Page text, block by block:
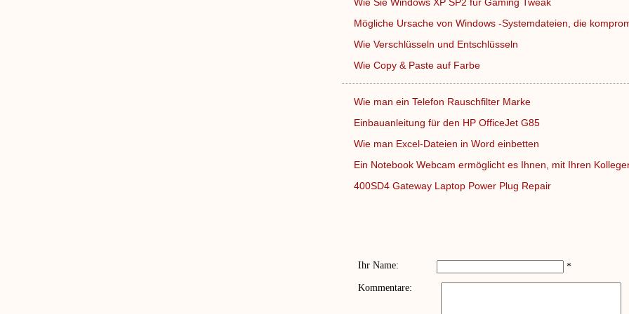
Mögliche Ursache von Windows -Systemdateien, die
Wie Verschlüsseln und Entschlüsseln
Wie Copy & Paste auf Farbe
Wie man ein Telefon Rauschfilter Marke
Einbauanleitung für den HP OfficeJet G85
Wie man Excel-Dateien in Word einbetten
Ein Notebook Webcam ermöglicht es Ihnen, mit Ihren
400SD4 Gateway Laptop Power Plug Repair
Ihr Name:
*
Kommentare: